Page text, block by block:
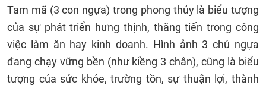
Tam mã (3 con ngựa) trong phong thủy là biểu tượng
của sự phát triển hưng thịnh, thăng tiến trong công
việc làm ăn hay kinh doanh. Hình ảnh 3 chú ngựa
đang chạy vững bền (như kiềng 3 chân), cũng là biểu
tượng của sức khỏe, trường tồn, sự thuận lợi, thành